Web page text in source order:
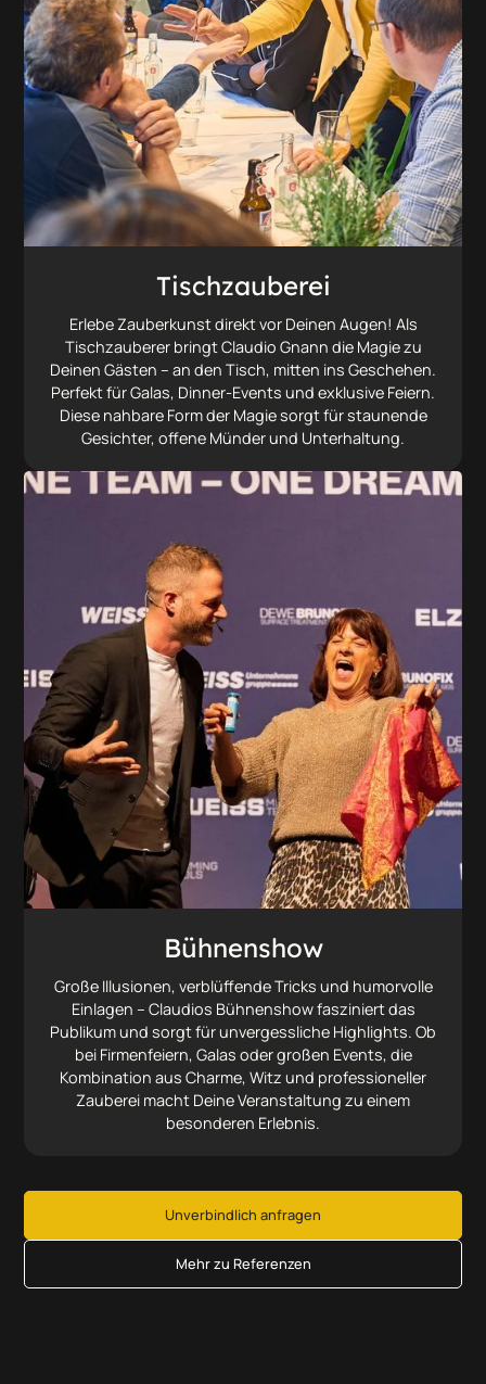
Tischzauberei
Erlebe Zauberkunst direkt vor Deinen Augen! Als
Tischzauberer bringt Claudio Gnann die Magie zu
Deinen Gästen – an den Tisch, mitten ins Geschehen.
Perfekt für Galas, Dinner-Events und exklusive Feiern.
Diese nahbare Form der Magie sorgt für staunende
Gesichter, offene Münder und Unterhaltung.
Bühnenshow
Große Illusionen, verblüffende Tricks und humorvolle
Einlagen – Claudios Bühnenshow fasziniert das
Publikum und sorgt für unvergessliche Highlights. Ob
bei Firmenfeiern, Galas oder großen Events, die
Kombination aus Charme, Witz und professioneller
Zauberei macht Deine Veranstaltung zu einem
besonderen Erlebnis.
Unverbindlich anfragen
Mehr zu Referenzen